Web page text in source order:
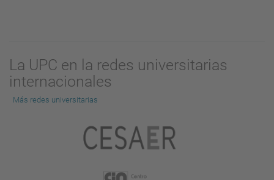
La UPC en la redes universitarias
internacionales
Más redes universitarias